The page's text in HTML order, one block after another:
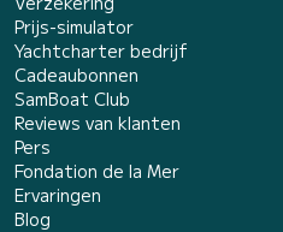
Prijs-simulator
Yachtcharter bedrijf
Cadeaubonnen
SamBoat Club
Reviews van klanten
Pers
Fondation de la Mer
Ervaringen
Blog